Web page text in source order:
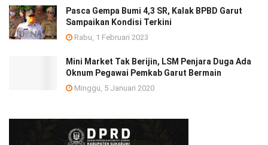
Pasca Gempa Bumi 4,3 SR, Kalak BPBD Garut
Sampaikan Kondisi Terkini
Rabu, 1 Februari 2023
Mini Market Tak Berijin, LSM Penjara Duga Ada
Oknum Pegawai Pemkab Garut Bermain
Minggu, 5 Januari 2020